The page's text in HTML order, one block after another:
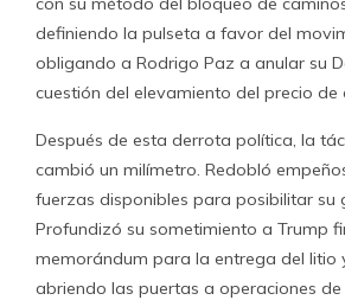
definiendo la pulseta a favor del
obligando a Rodrigo Paz a anular su
cuestión del elevamiento del precio de
Después de esta derrota política, la
cambió un milímetro. Redobló
fuerzas disponibles para posibilitar su
Profundizó su sometimiento a Trump
memorándum para la entrega del litio
abriendo las puertas a operaciones de